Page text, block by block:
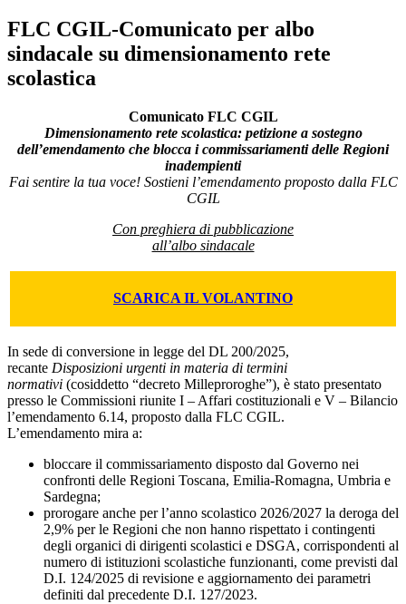
FLC CGIL-Comunicato per albo
sindacale su dimensionamento rete
scolastica
Comunicato FLC CGIL
Dimensionamento rete scolastica: petizione a sostegno
dell’emendamento che blocca i commissariamenti delle Regioni
inadempienti
Fai sentire la tua voce! Sostieni l’emendamento proposto dalla FLC
CGIL
Con preghiera di pubblicazione
all’albo sindacale
SCARICA IL VOLANTINO
In sede di conversione in legge del DL 200/2025,
recante Disposizioni urgenti in materia di termini
normativi (cosiddetto “decreto Milleproroghe”), è stato presentato
presso le Commissioni riunite I – Affari costituzionali e V – Bilancio
l’emendamento 6.14, proposto dalla FLC CGIL.
L’emendamento mira a:
bloccare il commissariamento disposto dal Governo nei
confronti delle Regioni Toscana, Emilia-Romagna, Umbria e
Sardegna;
prorogare anche per l’anno scolastico 2026/2027 la deroga del
2,9% per le Regioni che non hanno rispettato i contingenti
degli organici di dirigenti scolastici e DSGA, corrispondenti al
numero di istituzioni scolastiche funzionanti, come previsti dal
D.I. 124/2025 di revisione e aggiornamento dei parametri
definiti dal precedente D.I. 127/2023.